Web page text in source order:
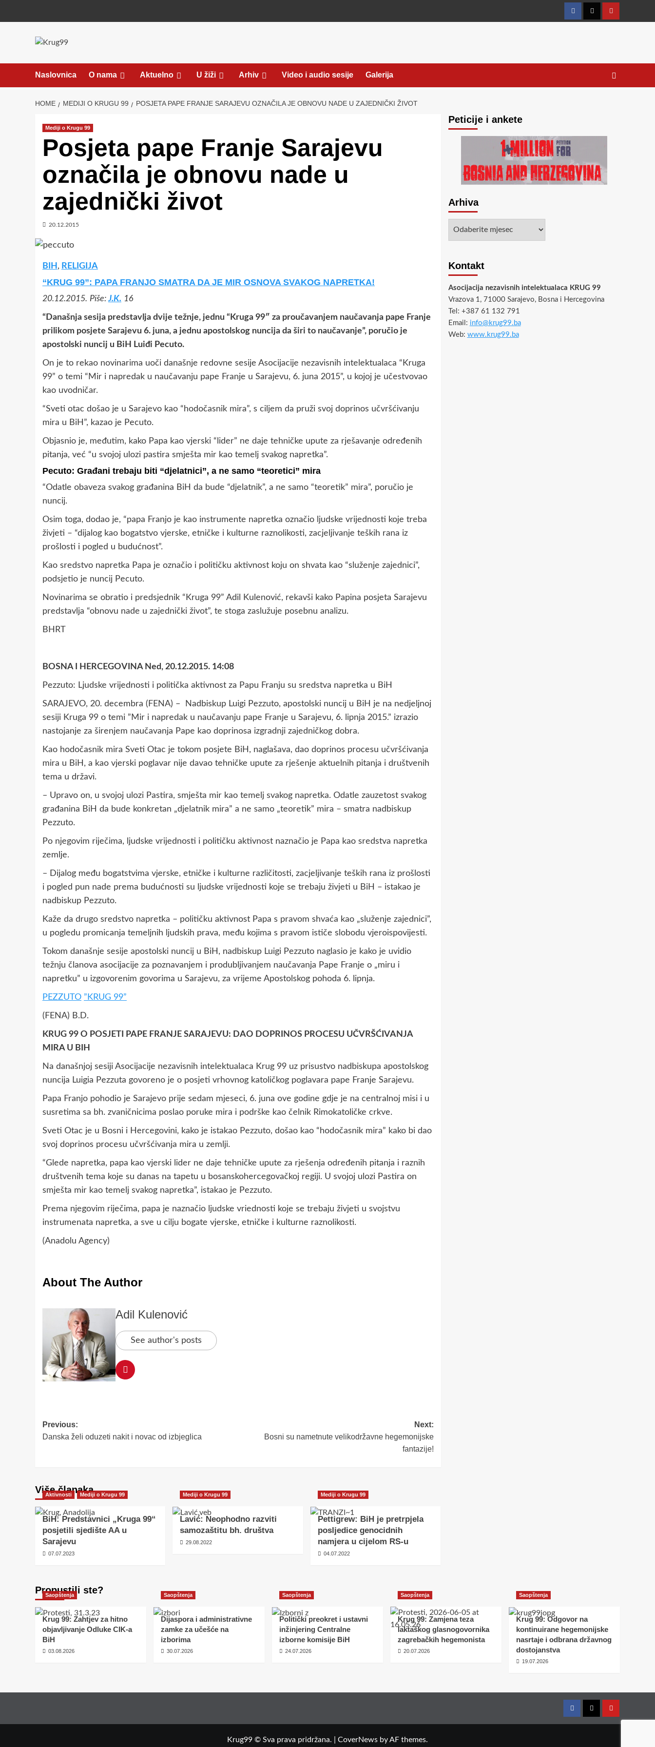
Naslovnica O nama Aktuelno U žiži Arhiv Video i audio sesije Galerija
HOME MEDIJI O KRUGU 99 POSJETA PAPE FRANJE SARAJEVU OZNAČILA JE OBNOVU NADE U ZAJEDNIČKI ŽIVOT
Mediji o Krugu 99
Posjeta pape Franje Sarajevu
označila je obnovu nade u
zajednički život
20.12.2015
BIH , RELIGIJA
“KRUG 99”: PAPA FRANJO SMATRA DA JE MIR OSNOVA SVAKOG NAPRETKA!
20.12.2015. Piše: J.K. 16
“Današnja sesija predstavlja dvije težnje, jednu “Kruga 99″ za proučavanjem naučavanja pape Franje
prilikom posjete Sarajevu 6. juna, a jednu apostolskog nuncija da širi to naučavanje”, poručio je
apostolski nuncij u BiH Luiđi Pecuto.
On je to rekao novinarima uoči današnje redovne sesije Asocijacije nezavisnih intelektualaca “Kruga
99” o temi “Mir i napredak u naučavanju pape Franje u Sarajevu, 6. juna 2015”, u kojoj je učestvovao
kao uvodničar.
“Sveti otac došao je u Sarajevo kao “hodočasnik mira”, s ciljem da pruži svoj doprinos učvršćivanju
mira u BiH”, kazao je Pecuto.
Objasnio je, međutim, kako Papa kao vjerski “lider” ne daje tehničke upute za rješavanje određenih
pitanja, već “u svojoj ulozi pastira smješta mir kao temelj svakog napretka”.
Pecuto: Građani trebaju biti “djelatnici”, a ne samo “teoretici” mira
“Odatle obaveza svakog građanina BiH da bude “djelatnik”, a ne samo “teoretik” mira”, poručio je
nuncij.
Osim toga, dodao je, “papa Franjo je kao instrumente napretka označio ljudske vrijednosti koje treba
živjeti – “dijalog kao bogatstvo vjerske, etničke i kulturne raznolikosti, zacjeljivanje teških rana iz
prošlosti i pogled u budućnost”.
Kao sredstvo napretka Papa je označio i političku aktivnost koju on shvata kao “služenje zajednici”,
podsjetio je nuncij Pecuto.
Novinarima se obratio i predsjednik “Kruga 99” Adil Kulenović, rekavši kako Papina posjeta Sarajevu
predstavlja “obnovu nade u zajednički život”, te stoga zaslužuje posebnu analizu.
BHRT
BOSNA I HERCEGOVINA Ned, 20.12.2015. 14:08
Pezzuto: Ljudske vrijednosti i politička aktivnost za Papu Franju su sredstva napretka u BiH
SARAJEVO, 20. decembra (FENA) – Nadbiskup Luigi Pezzuto, apostolski nuncij u BiH je na nedjeljnoj
sesiji Kruga 99 o temi ”Mir i napredak u naučavanju pape Franje u Sarajevu, 6. lipnja 2015.” izrazio
nastojanje za širenjem naučavanja Pape kao doprinosa izgradnji zajedničkog dobra.
Kao hodočasnik mira Sveti Otac je tokom posjete BiH, naglašava, dao doprinos procesu učvršćivanja
mira u BiH, a kao vjerski poglavar nije davao tehničke upute za rješenje aktuelnih pitanja i društvenih
tema u državi.
– Upravo on, u svojoj ulozi Pastira, smješta mir kao temelj svakog napretka. Odatle zauzetost svakog
građanina BiH da bude konkretan „djelatnik mira” a ne samo „teoretik” mira – smatra nadbiskup
Pezzuto.
Po njegovim riječima, ljudske vrijednosti i političku aktivnost naznačio je Papa kao sredstva napretka
zemlje.
– Dijalog među bogatstvima vjerske, etničke i kulturne različitosti, zacjeljivanje teških rana iz prošlosti
i pogled pun nade prema budućnosti su ljudske vrijednosti koje se trebaju živjeti u BiH – istakao je
nadbiskup Pezzuto.
Kaže da drugo sredstvo napretka – političku aktivnost Papa s pravom shvaća kao „služenje zajednici”,
u pogledu promicanja temeljnih ljudskih prava, među kojima s pravom ističe slobodu vjeroispovijesti.
Tokom današnje sesije apostolski nuncij u BiH, nadbiskup Luigi Pezzuto naglasio je kako je uvidio
težnju članova asocijacije za poznavanjem i produbljivanjem naučavanja Pape Franje o „miru i
napretku” u izgovorenim govorima u Sarajevu, za vrijeme Apostolskog pohoda 6. lipnja.
PEZZUTO ”KRUG 99”
(FENA) B.D.
KRUG 99 O POSJETI PAPE FRANJE SARAJEVU: DAO DOPRINOS PROCESU UČVRŠĆIVANJA
MIRA U BIH
Na današnjoj sesiji Asocijacije nezavisnih intelektualaca Krug 99 uz prisustvo nadbiskupa apostolskog
nuncija Luigia Pezzuta govoreno je o posjeti vrhovnog katoličkog poglavara pape Franje Sarajevu.
Papa Franjo pohodio je Sarajevo prije sedam mjeseci, 6. juna ove godine gdje je na centralnoj misi i u
susretima sa bh. zvaničnicima poslao poruke mira i podrške kao čelnik Rimokatoličke crkve.
Sveti Otac je u Bosni i Hercegovini, kako je istakao Pezzuto, došao kao “hodočasnik mira” kako bi dao
svoj doprinos procesu učvršćivanja mira u zemlji.
“Glede napretka, papa kao vjerski lider ne daje tehničke upute za rješenja određenih pitanja i raznih
društvenih tema koje su danas na tapetu u bosanskohercegovačkoj regiji. U svojoj ulozi Pastira on
smješta mir kao temelj svakog napretka”, istakao je Pezzuto.
Prema njegovim riječima, papa je naznačio ljudske vriednosti koje se trebaju živjeti u svojstvu
instrumenata napretka, a sve u cilju bogate vjerske, etničke i kulturne raznolikosti.
(Anadolu Agency)
About The Author
Adil Kulenović
See author's posts
Post
navigation
Previous:
Danska želi oduzeti nakit i novac od izbjeglica
Next:
Bosni su nametnute velikodržavne hegemonijske
fantazije!
Više članaka
Aktivnosti Mediji o Krugu 99
BiH: Predstavnici „Kruga 99“
posjetili sjedište AA u
Sarajevu
07.07.2023
Mediji o Krugu 99
Lavić: Neophodno razviti
samozaštitu bh. društva
29.08.2022
Mediji o Krugu 99
Pettigrew: BiH je pretrpjela
posljedice genocidnih
namjera u cijelom RS-u
04.07.2022
Peticije i ankete
Arhiva
Kontakt
Asocijacija nezavisnih intelektualaca KRUG 99
Vrazova 1, 71000 Sarajevo, Bosna i Hercegovina
Tel: +387 61 132 791
Email: info@krug99.ba
Web: www.krug99.ba
Propustili ste?
Saopštenja
Krug 99: Zahtjev za hitno
objavljivanje Odluke CIK-a
BiH
03.08.2026
Saopštenja
Dijaspora i administrativne
zamke za učešće na
izborima
30.07.2026
Saopštenja
Politički preokret i ustavni
inžinjering Centralne
izborne komisije BiH
24.07.2026
Saopštenja
Krug 99: Zamjena teza
laktaškog glasnogovornika
zagrebačkih hegemonista
20.07.2026
Saopštenja
Krug 99: Odgovor na
kontinuirane hegemonijske
nasrtaje i odbrana državnog
dostojanstva
19.07.2026
Krug99 © Sva prava pridržana. CoverNews by AF themes.